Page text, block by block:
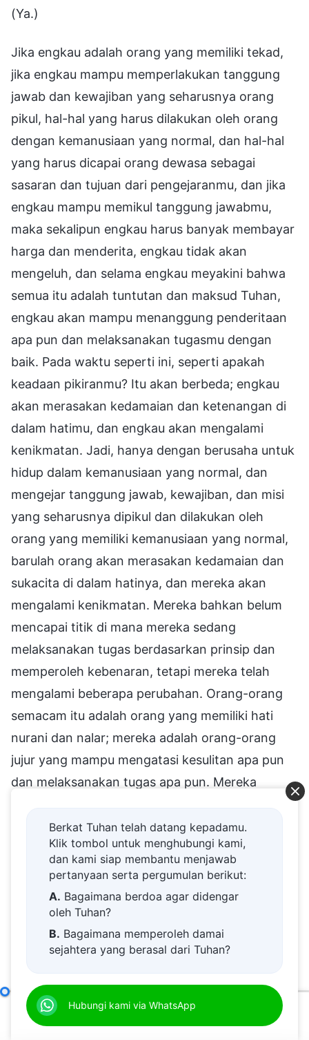
Jika engkau adalah orang yang memiliki tekad,
jika engkau mampu memperlakukan tanggung
jawab dan kewajiban yang seharusnya orang
pikul, hal-hal yang harus dilakukan oleh orang
dengan kemanusiaan yang normal, dan hal-hal
yang harus dicapai orang dewasa sebagai
sasaran dan tujuan dari pengejaranmu, dan jika
engkau mampu memikul tanggung jawabmu,
maka sekalipun engkau harus banyak membayar
harga dan menderita, engkau tidak akan
mengeluh, dan selama engkau meyakini bahwa
semua itu adalah tuntutan dan maksud Tuhan,
engkau akan mampu menanggung penderitaan
apa pun dan melaksanakan tugasmu dengan
baik. Pada waktu seperti ini, seperti apakah
keadaan pikiranmu? Itu akan berbeda; engkau
akan merasakan kedamaian dan ketenangan di
dalam hatimu, dan engkau akan mengalami
kenikmatan. Jadi, hanya dengan berusaha untuk
hidup dalam kemanusiaan yang normal, dan
mengejar tanggung jawab, kewajiban, dan misi
yang seharusnya dipikul dan dilakukan oleh
orang yang memiliki kemanusiaan yang normal,
barulah orang akan merasakan kedamaian dan
sukacita di dalam hatinya, dan mereka akan
mengalami kenikmatan. Mereka bahkan belum
mencapai titik di mana mereka sedang
melaksanakan tugas berdasarkan prinsip dan
memperoleh kebenaran, tetapi mereka telah
mengalami beberapa perubahan. Orang-orang
semacam itu adalah orang yang memiliki hati
nurani dan nalar; mereka adalah orang-orang
jujur yang mampu mengatasi kesulitan apa pun
dan melaksanakan tugas apa pun. Mereka
menjalani pelatihan, dan tidak ada kesulitan yang
dapat mengalahkan mereka. Katakan kepada-
Ku, bagaimana menurutmu perilaku yang seperti
itu? Bukankah orang-orang ini memiliki
kekuatan? (Ya.) Mereka memiliki kekuatan, dan
orang-orang mengagumi mereka. Apakah
orang-orang semacam itu masih merasa
mengubah perasaan tertekan ini? Apa yang
menyebabkan perasaan tertekan ini tidak akan
Berkat Tuhan telah datang kepadamu.
Klik tombol untuk menghubungi kami,
dan kami siap membantu menjawab
pertanyaan serta pergumulan berikut:
A. Bagaimana berdoa agar didengar
oleh Tuhan?
B. Bagaimana memperoleh damai
sejahtera yang berasal dari Tuhan?
D.
dekat kepada Tuhan.
E.Bagaimana menyambut kedatangan
Hubungi kami via WhatsApp
Cara Mengejar Kebenaran (5)Bagian Tiga